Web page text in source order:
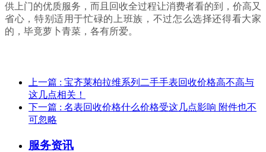
供上门的优质服务，而且回收全过程让消费者看的到，价高又
省心，特别适用于忙碌的上班族，不过怎么选择还得看大家
的，毕竟萝卜青菜，各有所爱。
上一篇 : 宝齐莱柏拉维系列二手手表回收价格高不高与
这几点相关！
下一篇 : 名表回收价格什么价格受这几点影响 附件也不
可忽略
服务资讯